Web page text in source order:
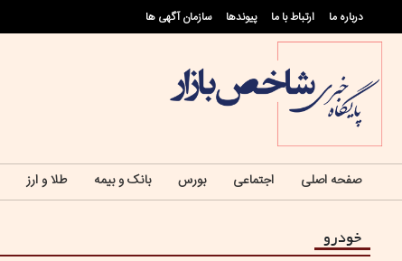
درباره ما ارتباط با ما پيوندها سازمان آگهی ها
صفحه اصلی اجتماعی بورس بانک و بیمه طلا و ارز
خودرو